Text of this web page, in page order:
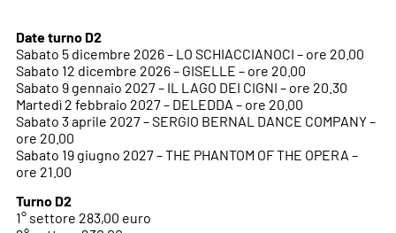
Date turno D2
Sabato 5 dicembre 2026 – LO SCHIACCIANOCI – ore 20.00
Sabato 12 dicembre 2026 – GISELLE – ore 20.00
Sabato 9 gennaio 2027 – IL LAGO DEI CIGNI – ore 20.30
Martedì 2 febbraio 2027 – DELEDDA – ore 20.00
Sabato 3 aprile 2027 – SERGIO BERNAL DANCE COMPANY –
ore 20.00
Sabato 19 giugno 2027 – THE PHANTOM OF THE OPERA –
ore 21.00
Turno D2
1° settore 283,00 euro